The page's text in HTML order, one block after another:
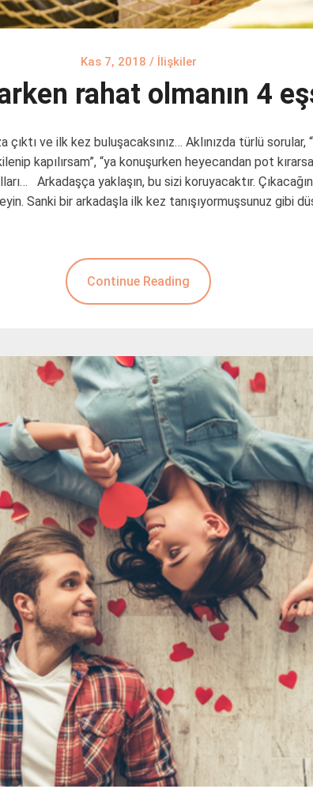
Kas 7, 2018 / İlişkiler
rahat olmanın 4
çıktı ve ilk kez buluşacaksınız… Aklınızda türlü sorular,
kapılırsam”, “ya konuşurken heyecandan pot
Arkadaşça yaklaşın, bu sizi koruyacaktır.
Sanki bir arkadaşla ilk kez tanışıyormuşsunuz gibi
Continue Reading